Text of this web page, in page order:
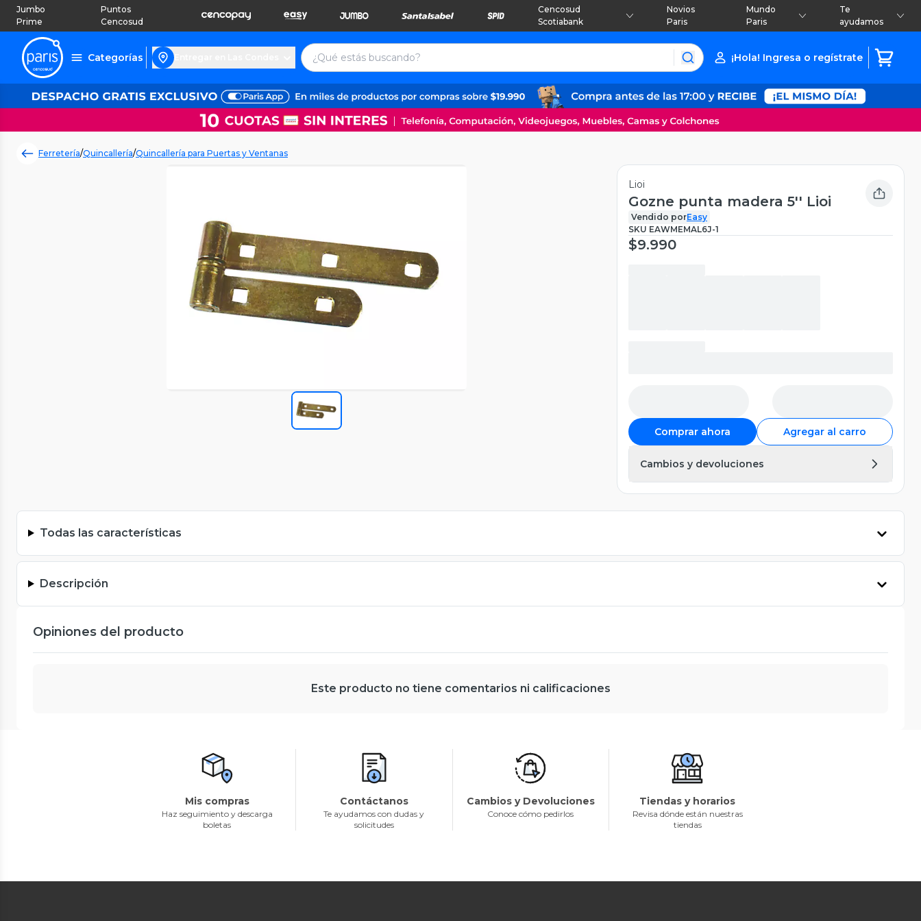
Jumbo
Prime
Puntos
Cencosud
Cencosud
Scotiabank
Novios
Paris
Mundo
Paris
Te
ayudamos
Categorías ¡Hola! Ingresa o regístrate
Ferretería/Quincallería/Quincallería para Puertas y Ventanas
Lioi
Gozne punta madera 5'' Lioi
Vendido porEasy
SKU EAWMEMAL6J-1
$9.990
Comprar ahora Agregar al carro
Cambios y devoluciones
Todas las características
Descripción
Opiniones del producto
Este producto no tiene comentarios ni calificaciones
Mis compras
Haz seguimiento y descarga
boletas
Contáctanos
Te ayudamos con dudas y
solicitudes
Cambios y Devoluciones
Conoce cómo pedirlos
Tiendas y horarios
Revisa dónde están nuestras
tiendas